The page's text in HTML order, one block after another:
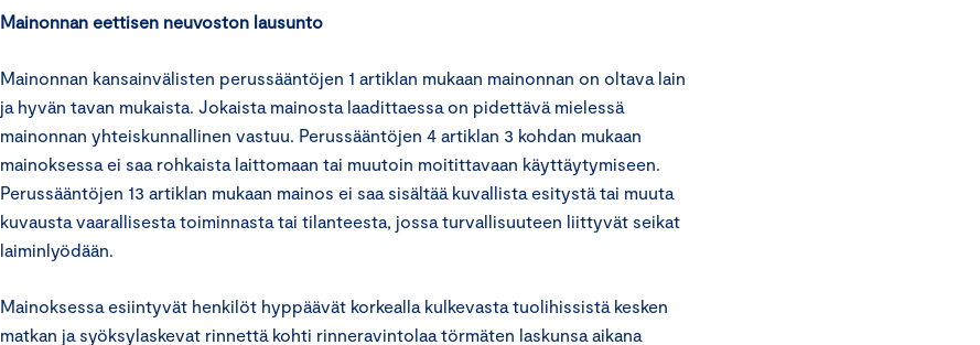
Mainonnan eettisen neuvoston lausunto
Mainonnan kansainvälisten perussääntöjen 1 artiklan mukaan mainonnan on oltava lain
ja hyvän tavan mukaista. Jokaista mainosta laadittaessa on pidettävä mielessä
mainonnan yhteiskunnallinen vastuu. Perussääntöjen 4 artiklan 3 kohdan mukaan
mainoksessa ei saa rohkaista laittomaan tai muutoin moitittavaan käyttäytymiseen.
Perussääntöjen 13 artiklan mukaan mainos ei saa sisältää kuvallista esitystä tai muuta
kuvausta vaarallisesta toiminnasta tai tilanteesta, jossa turvallisuuteen liittyvät seikat
laiminlyödään.
Mainoksessa esiintyvät henkilöt hyppäävät korkealla kulkevasta tuolihissistä kesken
matkan ja syöksylaskevat rinnettä kohti rinneravintolaa törmäten laskunsa aikana